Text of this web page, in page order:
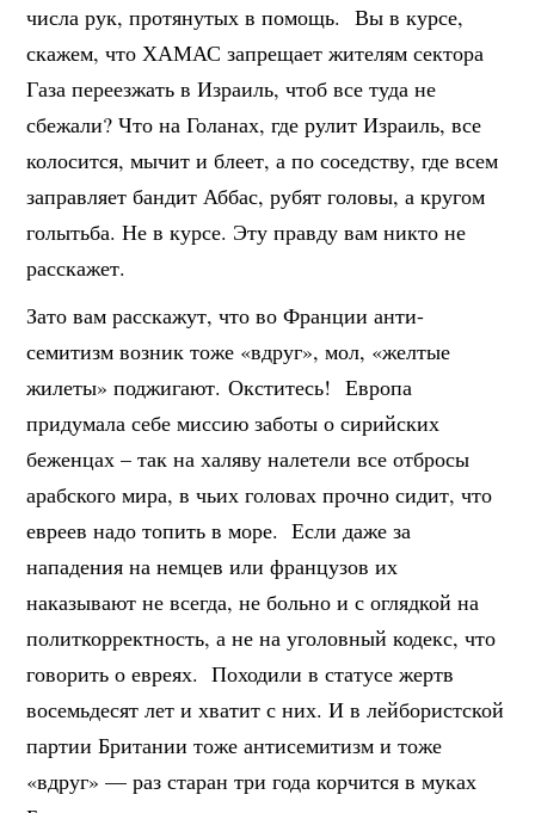
числа рук, протянутых в помощь. Вы в курсе,
скажем, что ХАМАС запрещает жителям сектора
Газа переезжать в Израиль, чтоб все туда не
сбежали? Что на Голанах, где рулит Израиль, все
колосится, мычит и блеет, а по соседству, где всем
заправляет бандит Аббас, рубят головы, а кругом
голытьба. Не в курсе. Эту правду вам никто не
расскажет.
Зато вам расскажут, что во Франции анти-
семитизм возник тоже «вдруг», мол, «желтые
жилеты» поджигают. Окститесь! Европа
придумала себе миссию заботы о сирийских
беженцах – так на халяву налетели все отбросы
арабского мира, в чьих головах прочно сидит, что
евреев надо топить в море. Если даже за
нападения на немцев или французов их
наказывают не всегда, не больно и с оглядкой на
политкорректность, а не на уголовный кодекс, что
говорить о евреях. Походили в статусе жертв
восемьдесят лет и хватит с них. И в лейбористской
партии Британии тоже антисемитизм и тоже
«вдруг» — раз старан три года корчится в муках